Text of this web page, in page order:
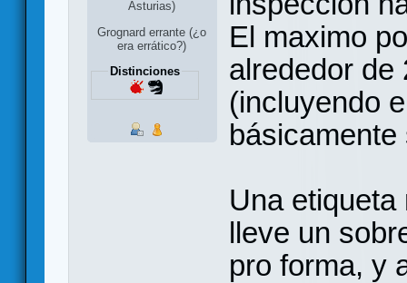
Asturias)
Grognard errante (¿o
era errático?)
Distinciones
El maximo
alrededor de
(incluyendo
Una
lleve un
pro forma, y